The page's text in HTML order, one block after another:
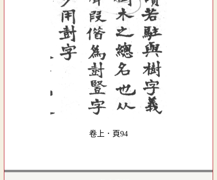
卷上．頁94